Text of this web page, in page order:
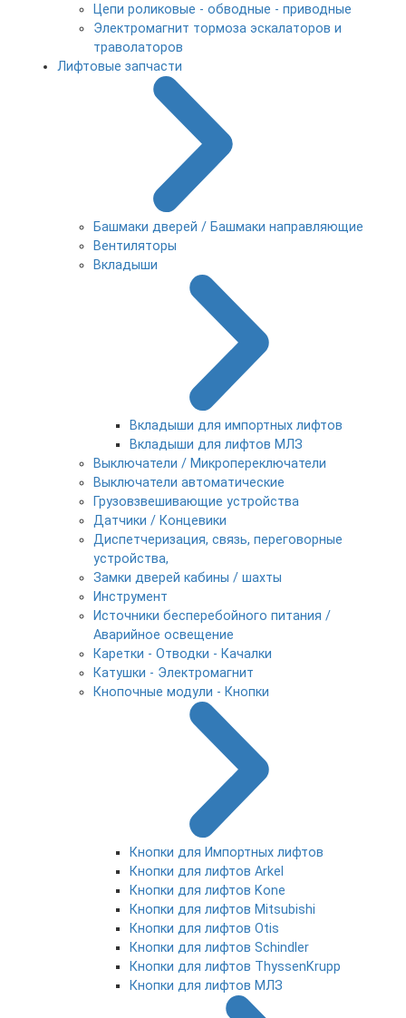
Цепи роликовые - обводные - приводные
Электромагнит тормоза эскалаторов и
траволаторов
Лифтовые запчасти
Башмаки дверей / Башмаки направляющие
Вентиляторы
Вкладыши
Вкладыши для импортных лифтов
Вкладыши для лифтов МЛЗ
Выключатели / Микропереключатели
Выключатели автоматические
Грузовзвешивающие устройства
Датчики / Концевики
Диспетчеризация, связь, переговорные
устройства,
Замки дверей кабины / шахты
Инструмент
Источники бесперебойного питания /
Аварийное освещение
Каретки - Отводки - Качалки
Катушки - Электромагнит
Кнопочные модули - Кнопки
Кнопки для Импортных лифтов
Кнопки для лифтов Arkel
Кнопки для лифтов Kone
Кнопки для лифтов Mitsubishi
Кнопки для лифтов Otis
Кнопки для лифтов Schindler
Кнопки для лифтов ThyssenKrupp
Кнопки для лифтов МЛЗ